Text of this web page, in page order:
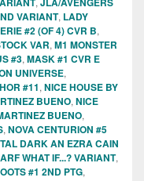
VARIANT, LADY
#2 (OF 4) CVR B,
VAR, M1 MONSTER
#3, MASK #1 CVR E
UNIVERSE,
#11, NICE HOUSE BY
BUENO, NICE
BUENO,
, NOVA CENTURION #5
DARK AN EZRA CAIN
WHAT IF...? VARIANT,
#1 2ND PTG,